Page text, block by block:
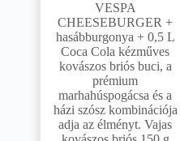
VESPA
CHEESEBURGER +
hasábburgonya + 0,5 L
Coca Cola kézműves
kovászos briós buci, a
prémium
marhahúspogácsa és a
házi szósz kombinációja
adja az élményt. Vajas